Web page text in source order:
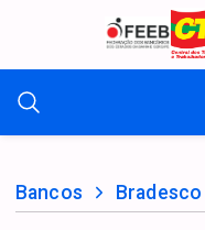
Bancos Bradesco